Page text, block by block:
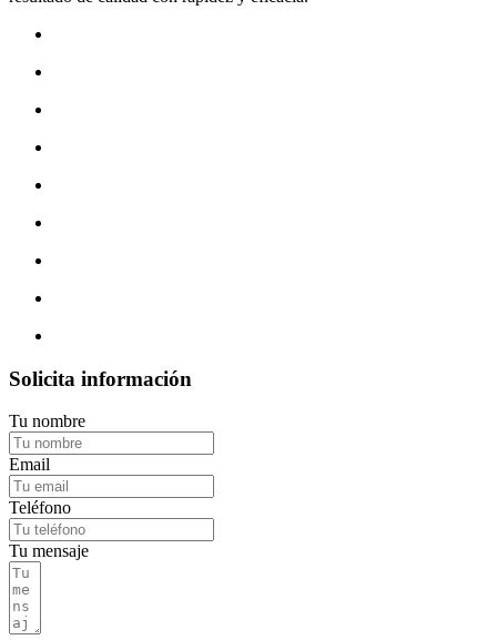
Solicita información
Tu nombre
Email
Teléfono
Tu mensaje